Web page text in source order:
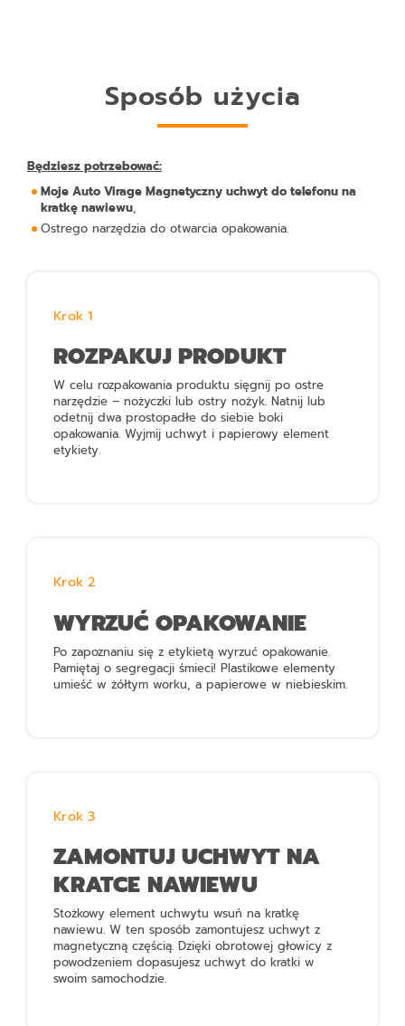
Sposób użycia
Będziesz potrzebować:
Moje Auto Virage Magnetyczny uchwyt do telefonu na
kratkę nawiewu,
Ostrego narzędzia do otwarcia opakowania.
Krok 1
ROZPAKUJ PRODUKT
W celu rozpakowania produktu sięgnij po ostre
narzędzie – nożyczki lub ostry nożyk. Natnij lub
odetnij dwa prostopadłe do siebie boki
opakowania. Wyjmij uchwyt i papierowy element
etykiety.
Krok 2
WYRZUĆ OPAKOWANIE
Po zapoznaniu się z etykietą wyrzuć opakowanie.
Pamiętaj o segregacji śmieci! Plastikowe elementy
umieść w żółtym worku, a papierowe w niebieskim.
Krok 3
ZAMONTUJ UCHWYT NA
KRATCE NAWIEWU
Stożkowy element uchwytu wsuń na kratkę
nawiewu. W ten sposób zamontujesz uchwyt z
magnetyczną częścią. Dzięki obrotowej głowicy z
powodzeniem dopasujesz uchwyt do kratki w
swoim samochodzie.